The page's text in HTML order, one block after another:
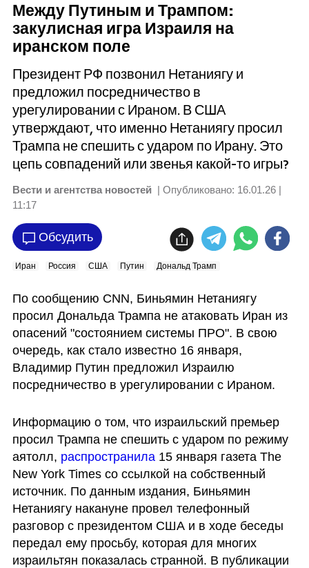
Между Путиным и Трампом:
закулисная игра Израиля на
иранском поле
Президент РФ позвонил Нетаниягу и
предложил посредничество в
урегулировании с Ираном. В США
утверждают, что именно Нетаниягу просил
Трампа не спешить с ударом по Ирану. Это
цепь совпадений или звенья какой-то игры?
Вести и агентства новостей | Опубликовано: 16.01.26 |
11:17
Обсудить
Иран Россия США Путин Дональд Трамп
По сообщению CNN, Биньямин Нетаниягу
просил Дональда Трампа не атаковать Иран из
опасений "состоянием системы ПРО". В свою
очередь, как стало известно 16 января,
Владимир Путин предложил Израилю
посредничество в урегулировании с Ираном.
Информацию о том, что израильский премьер
просил Трампа не спешить с ударом по режиму
аятолл, распространила 15 января газета The
New York Times со ссылкой на собственный
источник. По данным издания, Биньямин
Нетаниягу накануне провел телефонный
разговор с президентом США и в ходе беседы
передал ему просьбу, которая для многих
израильтян показалась странной. В публикации